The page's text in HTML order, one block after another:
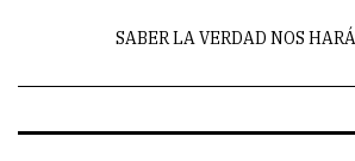
CONTACTOSABER LA VERDAD NOS